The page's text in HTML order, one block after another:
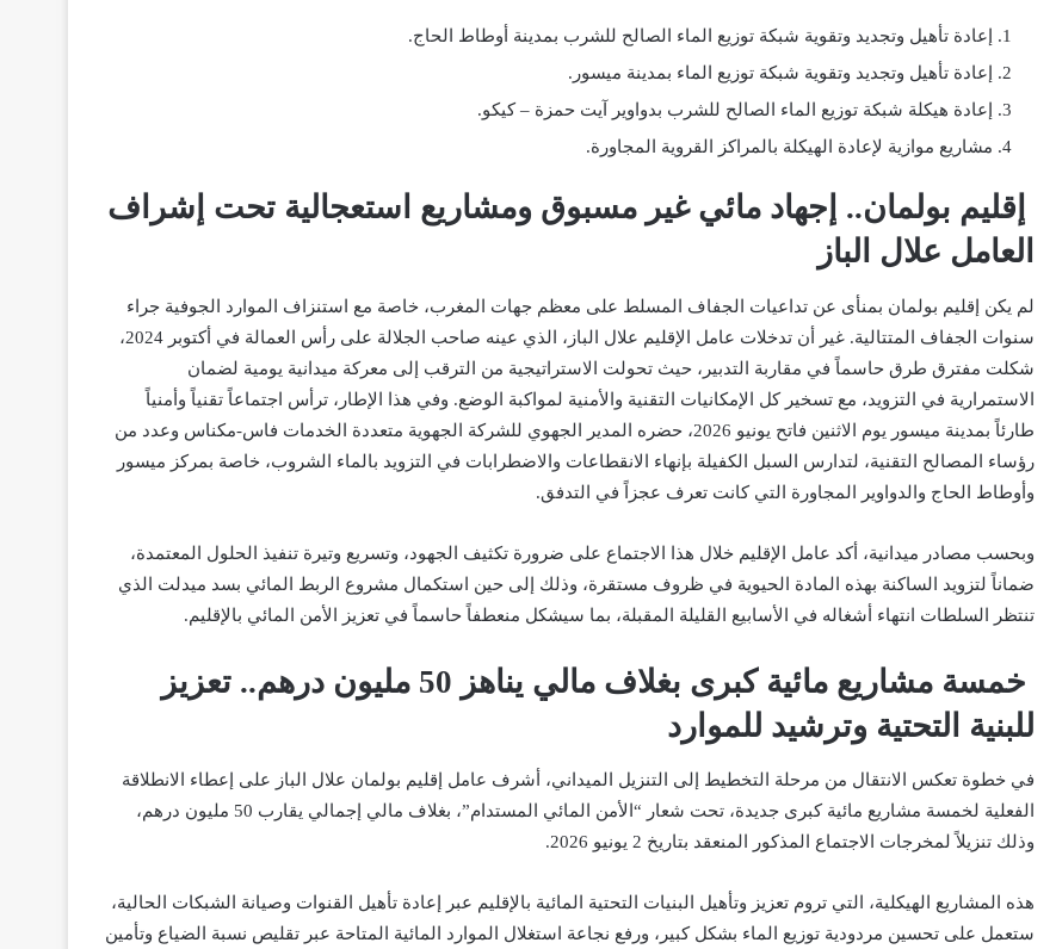
إعادة تأهيل وتجديد وتقوية شبكة توزيع الماء الصالح للشرب بمدينة أوطاط الحاج.
إعادة تأهيل وتجديد وتقوية شبكة توزيع الماء بمدينة ميسور .
إعادة هيكلة شبكة توزيع الماء الصالح للشرب بدواوير آيت حمزة – كيكو.
مشاريع موازية لإعادة الهيكلة بالمراكز القروية المجاورة.
إقليم بولمان.. إجهاد مائي غير مسبوق ومشاريع استعجالية تحت إشراف
العامل علال الباز
لم يكن إقليم بولمان بمنأى عن تداعيات الجفاف المسلط على معظم جهات المغرب، خاصة مع استنزاف الموارد الجوفية جراء
سنوات الجفاف المتتالية. غير أن تدخلات عامل الإقليم علال الباز
، الذي عينه صاحب الجلالة على رأس العمالة في أكتوبر 2024،
شكلت مفترق طرق حاسماً في مقاربة التدبير، حيث تحولت الاستراتيجية من الترقب إلى معركة ميدانية يومية لضمان
الاستمرارية في التزويد، مع تسخير كل الإمكانيات التقنية والأمنية لمواكبة الوضع. وفي هذا الإطار، ترأس اجتماعاً تقنياً وأمنياً
طارئاً بمدينة ميسور يوم الاثنين فاتح يونيو 2026، حضره المدير الجهوي للشركة الجهوية متعددة الخدمات فاس-مكناس وعدد من
رؤساء المصالح التقنية، لتدارس السبل الكفيلة بإنهاء الانقطاعات والاضطرابات في التزويد بالماء الشروب، خاصة بمركز ميسور
وأوطاط الحاج والدواوير المجاورة التي كانت تعرف عجزاً في التدفق.
وبحسب مصادر ميدانية، أكد عامل الإقليم خلال هذا الاجتماع على ضرورة تكثيف الجهود، وتسريع وتيرة تنفيذ الحلول المعتمدة،
ضماناً لتزويد الساكنة بهذه المادة الحيوية في ظروف مستقرة، وذلك إلى حين استكمال مشروع الربط المائي بسد ميدلت الذي
تنتظر السلطات انتهاء أشغاله في الأسابيع القليلة المقبلة، بما سيشكل منعطفاً حاسماً في تعزيز الأمن المائي بالإقليم.
خمسة مشاريع مائية كبرى بغلاف مالي يناهز 50 مليون درهم.. تعزيز
للبنية التحتية وترشيد للموارد
في خطوة تعكس الانتقال من مرحلة التخطيط إلى التنزيل الميداني، أشرف عامل إقليم بولمان علال الباز على إعطاء الانطلاقة
الفعلية لخمسة مشاريع مائية كبرى جديدة، تحت شعار “الأمن المائي المستدام”، بغلاف مالي إجمالي يقارب 50 مليون درهم
،
وذلك تنزيلاً لمخرجات الاجتماع المذكور المنعقد بتاريخ 2 يونيو 2026
.
هذه المشاريع الهيكلية، التي تروم تعزيز وتأهيل البنيات التحتية المائية بالإقليم عبر إعادة تأهيل القنوات وصيانة الشبكات الحالية،
ستعمل على تحسين مردودية توزيع الماء بشكل كبير، ورفع نجاعة استغلال الموارد المائية المتاحة عبر تقليص نسبة الضياع وتأمين